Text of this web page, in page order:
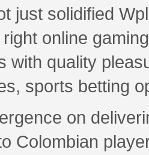
just solidified
online
with quality
sports betting
on
Colombian